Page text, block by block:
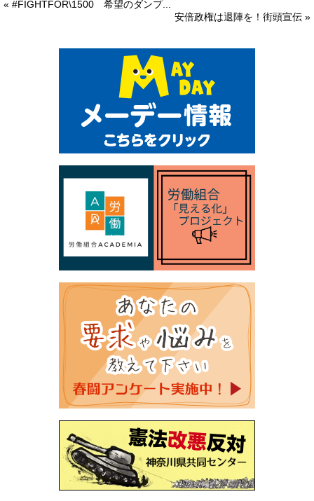
« #FIGHTFOR\1500 希望のダンプ...
安倍政権は退陣を！街頭宣伝 »